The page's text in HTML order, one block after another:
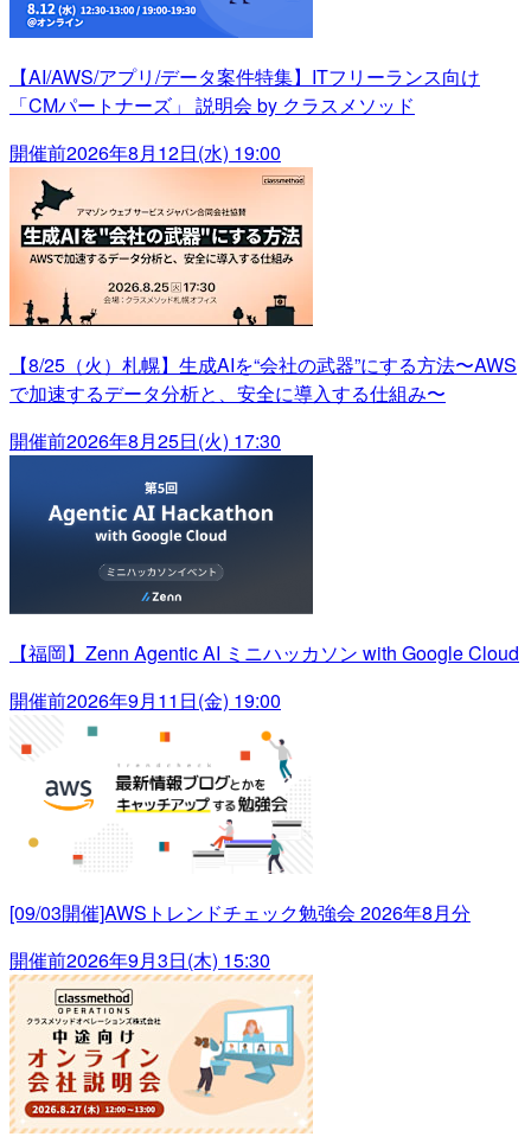
【AI/AWS/アプリ/データ案件特集】ITフリーランス向け
「CMパートナーズ」 説明会 by クラスメソッド
開催前2026年8月12日(水) 19:00
【8/25（火）札幌】生成AIを“会社の武器”にする方法〜AWS
で加速するデータ分析と、安全に導入する仕組み〜
開催前2026年8月25日(火) 17:30
【福岡】Zenn Agentic AI ミニハッカソン with Google Cloud
開催前2026年9月11日(金) 19:00
[09/03開催]AWSトレンドチェック勉強会 2026年8月分
開催前2026年9月3日(木) 15:30